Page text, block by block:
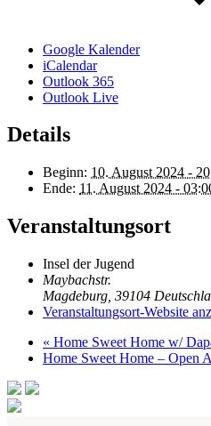
Google Kalender
iCalendar
Outlook 365
Outlook Live
Details
Beginn: 10. August 2024 -
Ende: 11. August 2024 -
Veranstaltungsort
Insel der Jugend
Maybachstr.
Magdeburg 39104
Veranstaltungsort-Website
« Home Sweet Home w/
Home Sweet Home – Open